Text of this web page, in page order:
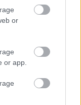
or
or app.
18Kt
- our